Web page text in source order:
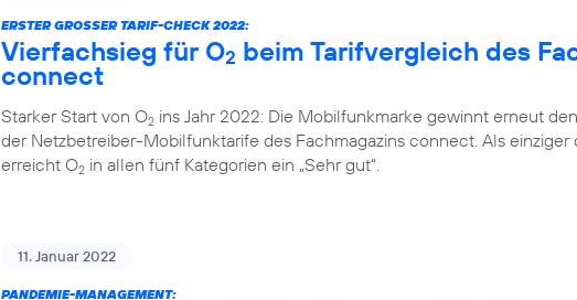
ERSTER GROSSER TARIF-CHECK 2022:
Vierfachsieg für O2 beim Tarifvergleich des
connect
Starker Start von O2 ins Jahr 2022: Die Mobilfunkmarke gewinnt erneut
der Netzbetreiber-Mobilfunktarife des Fachmagazins connect. Als einziger
erreicht O2 in allen fünf Kategorien ein „Sehr gut“.
11. Januar 2022
PANDEMIE-MANAGEMENT: